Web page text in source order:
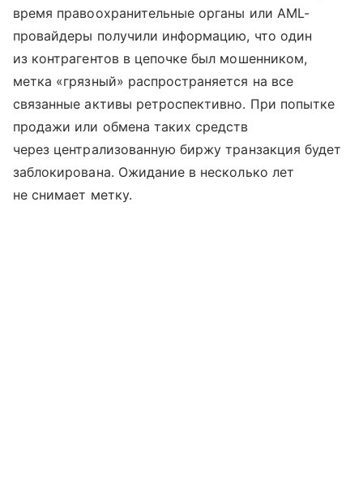
время правоохранительные органы или AML-
провайдеры получили информацию, что один
из контрагентов в цепочке был мошенником,
метка «грязный» распространяется на все
связанные активы ретроспективно. При попытке
продажи или обмена таких средств
через централизованную биржу транзакция будет
заблокирована. Ожидание в несколько лет
не снимает метку.